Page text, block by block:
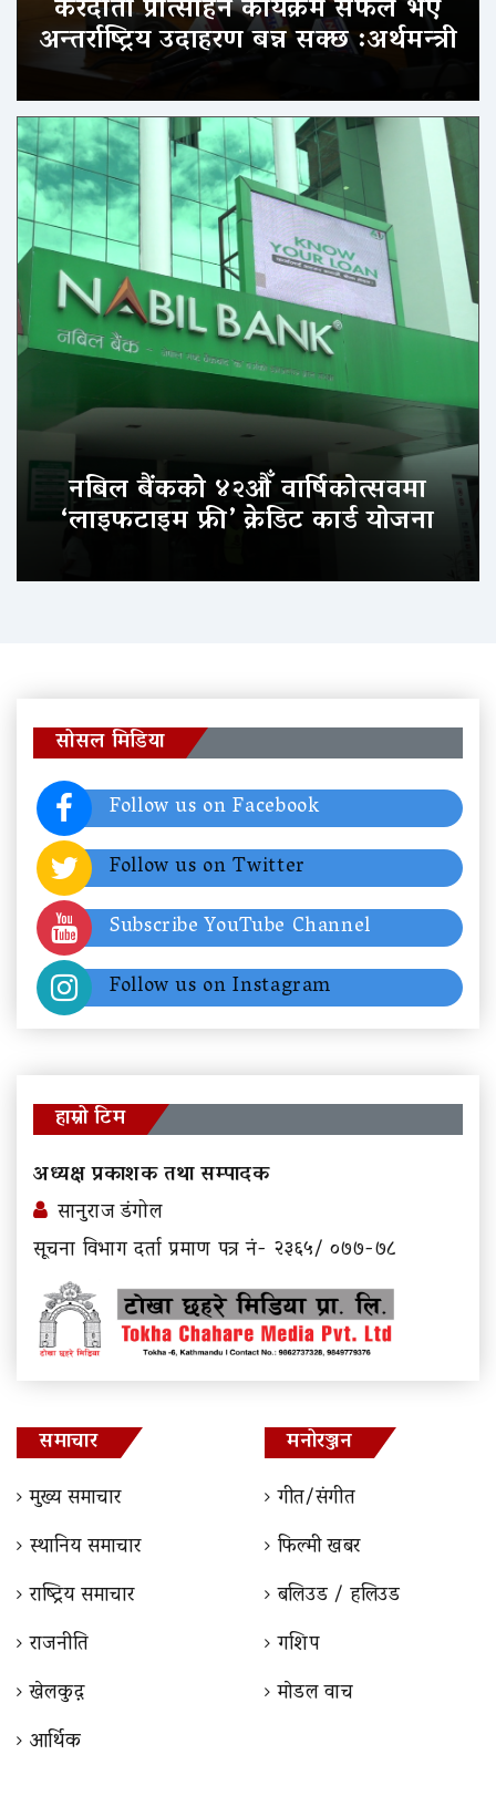
करदाता प्रोत्साहन कार्यक्रम सफल भए
अन्तर्राष्ट्रिय उदाहरण बन्न सक्छ :अर्थमन्त्री
नबिल बैंकको ४२औँ वार्षिकोत्सवमा
‘लाइफटाइम फ्री’ क्रेडिट कार्ड योजना
सोसल मिडिया
Follow us on Facebook
Follow us on Twitter
Subscribe YouTube Channel
Follow us on Instagram
हाम्रो टिम
अध्यक्ष प्रकाशक तथा सम्पादक
सानुराज डंगोल
सूचना विभाग दर्ता प्रमाण पत्र नं- २३६५/ ०७७-७८
समाचार
मुख्य समाचार
स्थानिय समाचार
राष्ट्रिय समाचार
राजनीति
खेलकुद़़
आर्थिक
मनोरञ्जन
गीत/संगीत
फिल्मी खबर
बलिउड / हलिउड
गशिप
माेडल वाच